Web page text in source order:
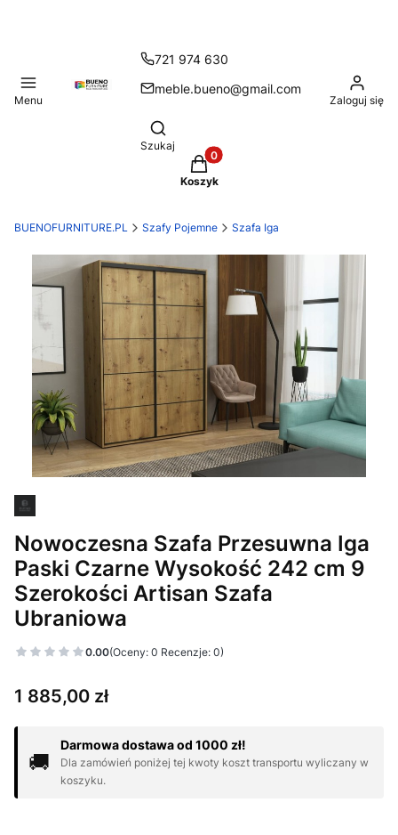
Menu
721 974 630
meble.bueno@gmail.com
Otwórz wyszukiwarkę
Szukaj
Zaloguj się
Produkty w koszyku: 0. Zobacz
Koszyk
BUENOFURNITURE.PL Szafy Pojemne Szafa Iga
Nowoczesna Szafa Przesuwna Iga
Paski Czarne Wysokość 242 cm 9
Szerokości Artisan Szafa
Ubraniowa
0.00(Oceny: 0 Recenzje: 0)
Cena
1 885,00 zł
🚚
Darmowa dostawa od 1000 zł!
Dla zamówień poniżej tej kwoty koszt transportu wyliczany w
koszyku.